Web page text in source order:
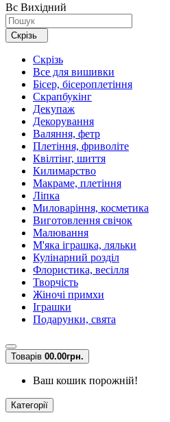
Вс Вихідний
Скрізь
Скрізь
Все для вишивки
Бісер, бісероплетіння
Скрапбукінг
Декупаж
Декорування
Валяння, фетр
Плетіння, фриволіте
Квілтінг, шиття
Килимарство
Макраме, плетіння
Ліпка
Миловаріння, косметика
Виготовлення свічок
Малювання
М'яка іграшка, ляльки
Кулінарний розділ
Флористика, весілля
Творчість
Жіночі примхи
Іграшки
Подарунки, свята
Товарів 00.00грн.
Ваш кошик порожній!
Категорії